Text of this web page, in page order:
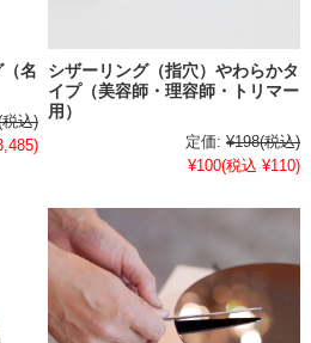
名
込)
シザーリング（指穴）やわらかタ
イプ（美容師・理容師・トリマー
用）
定価: ¥198(税込)
¥100(税込 ¥110)